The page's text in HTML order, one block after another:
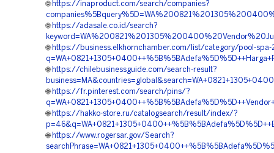
🌐 https://inaproduct.com/search/companies?
🌐 https://adasale.co.id/search?
🌐 https://business.elkhornchamber.com/list/category/pool-spa-
🌐 https://chilebusinessguide.com/search-result?
🌐 https://fr.pinterest.com/search/pins/?
🌐 https://hakko-store.ru/catalogsearch/result/index/?
🌐 https://www.rogersar.gov/Search?